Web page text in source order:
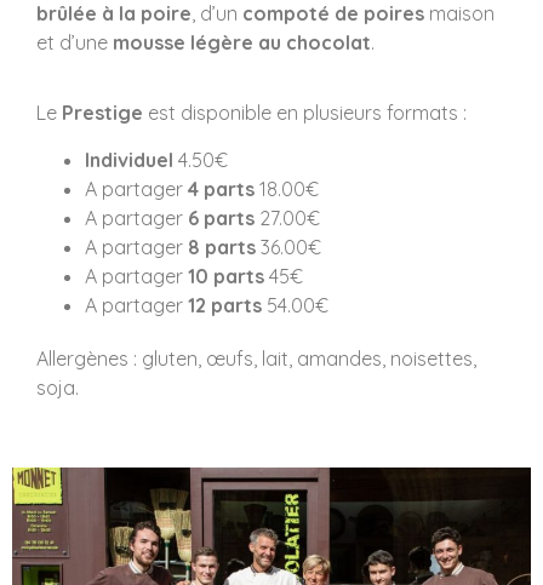
brûlée à la poire, d’un compoté de poires maison
et d’une mousse légère au chocolat.
Le Prestige est disponible en plusieurs formats :
Individuel 4.50€
A partager 4 parts 18.00€
A partager 6 parts 27.00€
A partager 8 parts 36.00€
A partager 10 parts 45€
A partager 12 parts 54.00€
Allergènes : gluten, œufs, lait, amandes, noisettes,
soja.